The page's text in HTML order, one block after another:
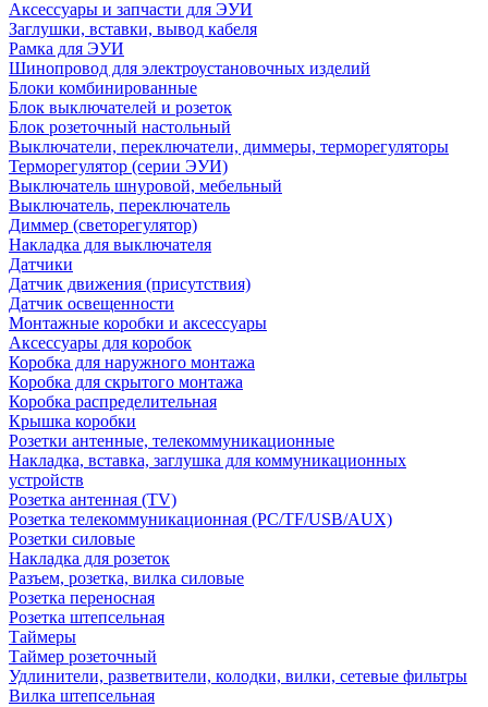
Аксессуары и запчасти для ЭУИ
Заглушки, вставки, вывод кабеля
Рамка для ЭУИ
Шинопровод для электроустановочных изделий
Блоки комбинированные
Блок выключателей и розеток
Блок розеточный настольный
Выключатели, переключатели, диммеры, терморегуляторы
Терморегулятор (серии ЭУИ)
Выключатель шнуровой, мебельный
Выключатель, переключатель
Диммер (светорегулятор)
Накладка для выключателя
Датчики
Датчик движения (присутствия)
Датчик освещенности
Монтажные коробки и аксессуары
Аксессуары для коробок
Коробка для наружного монтажа
Коробка для скрытого монтажа
Коробка распределительная
Крышка коробки
Розетки антенные, телекоммуникационные
Накладка, вставка, заглушка для коммуникационных
устройств
Розетка антенная (TV)
Розетка телекоммуникационная (PC/TF/USB/AUX)
Розетки силовые
Накладка для розеток
Разъем, розетка, вилка силовые
Розетка переносная
Розетка штепсельная
Таймеры
Таймер розеточный
Удлинители, разветвители, колодки, вилки, сетевые фильтры
Вилка штепсельная